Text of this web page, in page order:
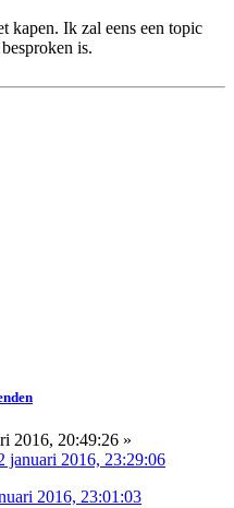
kapen. Ik zal eens een topic
is.
2016, 20:49:26 »
januari 2016, 23:29:06
2016, 23:01:03